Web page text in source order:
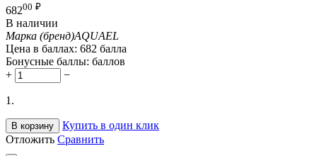
68200 ₽
В наличии
Марка (бренд)AQUAEL
Цена в баллах: 682 балла
Бонусные баллы: баллов
+
−
1.
В корзину
Купить в один клик
Отложить Сравнить